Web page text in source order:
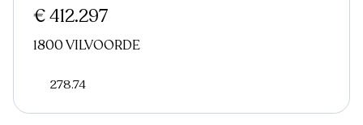
€ 412.297
1800 VILVOORDE
278.74